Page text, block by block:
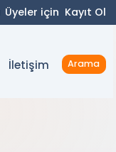
Üyeler için Kayıt Ol
İletişim Arama